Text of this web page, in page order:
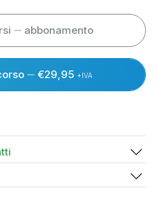
abbonamento
€29,95 +IVA